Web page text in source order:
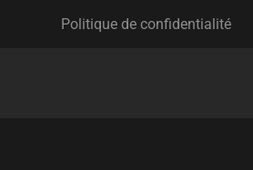
Politique de confidentialité